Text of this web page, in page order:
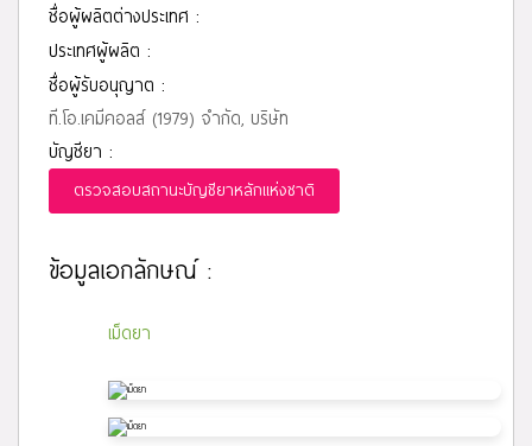
ชื่อผู้ผลิตต่างประเทศ :
ประเทศผู้ผลิต :
ชื่อผู้รับอนุญาต :
ที.โอ.เคมีคอลส์ (1979) จำกัด, บริษัท
บัญชียา :
ตรวจสอบสถานะบัญชียาหลักแห่งชาติ
ข้อมูลเอกลักษณ์ :
เม็ดยา